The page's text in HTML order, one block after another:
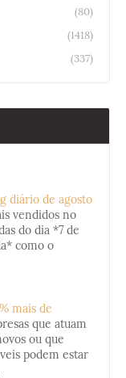
(80)
(1418)
(337)
diário de agosto
vendidos no
do dia *7 de
como o
mais de
que atuam
ou que
podem estar